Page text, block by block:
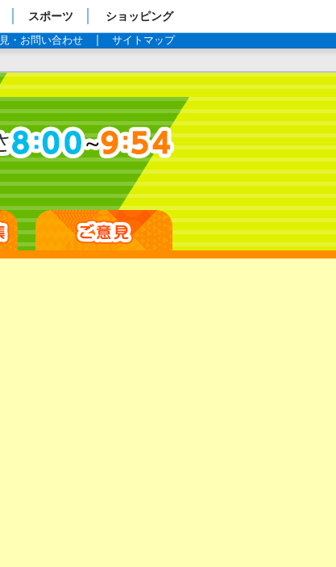
スポーツ ショッピング
・お問い合わせ サイトマップ